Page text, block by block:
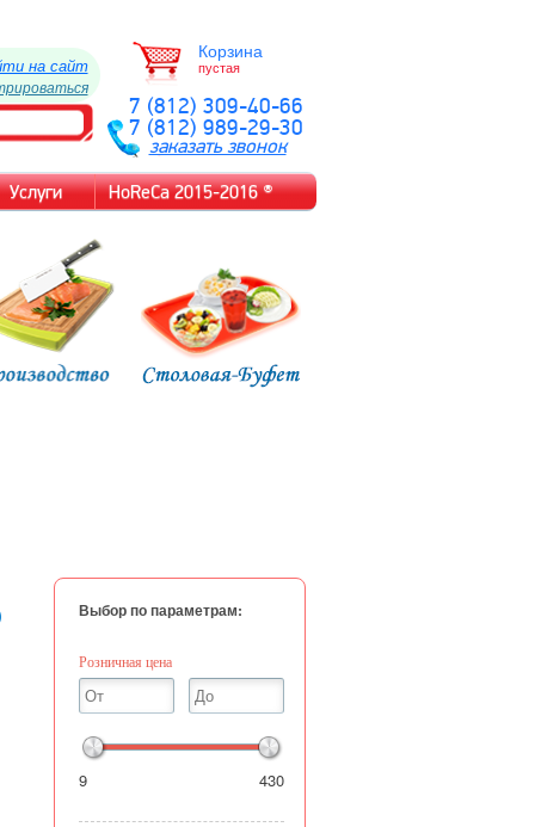
на сайт
Корзина
пустая
7 (812) 309-40-66
7 (812) 989-29-30
заказать звонок
Услуги HoReCa 2015-2016 ®
Выбор по параметрам:
Розничная цена
430
9